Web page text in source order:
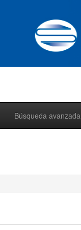
Búsqueda avanzada